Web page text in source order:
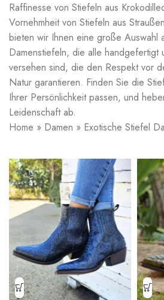
Raffinesse von Stiefeln aus
Vornehmheit von Stiefeln aus
bieten wir Ihnen eine große Auswahl
Damenstiefeln, die alle handgefertigt
versehen sind, die den Respekt vor
Natur garantieren. Finden Sie die
Ihrer Persönlichkeit passen, und
Leidenschaft ab.
Home » Damen » Exotische Stiefel